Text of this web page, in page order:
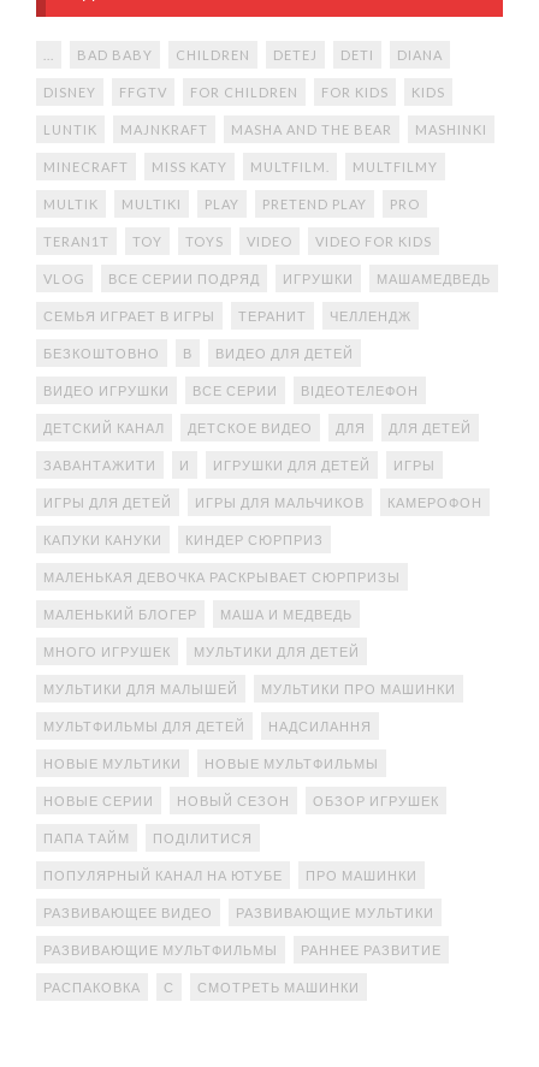
BAD BABY CHILDREN DETEJ DETI DIANA
DISNEY FFGTV FOR CHILDREN FOR KIDS KIDS
LUNTIK MAJNKRAFT MASHA AND THE BEAR MASHINKI
MINECRAFT MISS KATY MULTFILM. MULTFILMY
MULTIK MULTIKI PLAY PRETEND PLAY PRO
TERAN1T TOY TOYS VIDEO VIDEO FOR KIDS
VLOG ВСЕ СЕРИИ ПОДРЯД ИГРУШКИ МАШАМЕДВЕДЬ
СЕМЬЯ ИГРАЕТ В ИГРЫ ТЕРАНИТ ЧЕЛЛЕНДЖ
БЕЗКОШТОВНО В ВИДЕО ДЛЯ ДЕТЕЙ
ВИДЕО ИГРУШКИ ВСЕ СЕРИИ ВІДЕОТЕЛЕФОН
ДЕТСКИЙ КАНАЛ ДЕТСКОЕ ВИДЕО ДЛЯ ДЛЯ ДЕТЕЙ
ЗАВАНТАЖИТИ И ИГРУШКИ ДЛЯ ДЕТЕЙ ИГРЫ
ИГРЫ ДЛЯ ДЕТЕЙ ИГРЫ ДЛЯ МАЛЬЧИКОВ КАМЕРОФОН
КАПУКИ КАНУКИ КИНДЕР СЮРПРИЗ
МАЛЕНЬКАЯ ДЕВОЧКА РАСКРЫВАЕТ СЮРПРИЗЫ
МАЛЕНЬКИЙ БЛОГЕР МАША И МЕДВЕДЬ
МНОГО ИГРУШЕК МУЛЬТИКИ ДЛЯ ДЕТЕЙ
МУЛЬТИКИ ДЛЯ МАЛЫШЕЙ МУЛЬТИКИ ПРО МАШИНКИ
МУЛЬТФИЛЬМЫ ДЛЯ ДЕТЕЙ НАДСИЛАННЯ
НОВЫЕ МУЛЬТИКИ НОВЫЕ МУЛЬТФИЛЬМЫ
НОВЫЕ СЕРИИ НОВЫЙ СЕЗОН ОБЗОР ИГРУШЕК
ПАПА ТАЙМ ПОДІЛИТИСЯ
ПОПУЛЯРНЫЙ КАНАЛ НА ЮТУБЕ ПРО МАШИНКИ
РАЗВИВАЮЩЕЕ ВИДЕО РАЗВИВАЮЩИЕ МУЛЬТИКИ
РАЗВИВАЮЩИЕ МУЛЬТФИЛЬМЫ РАННЕЕ РАЗВИТИЕ
РАСПАКОВКА С СМОТРЕТЬ МАШИНКИ